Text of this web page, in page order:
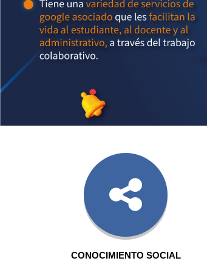
CONOCIMIENTO SOCIAL